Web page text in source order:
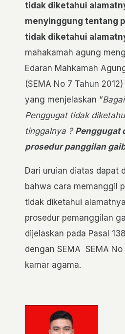
tidak diketahui
menyinggung tentang
tidak diketahui
mahakamah agung
Edaran Mahkamah
(SEMA No 7 Tahun
yang menjelaskan “
Penggugat tidak
tinggalnya ? Penggugat
prosedur panggilan
Dari uruian diatas dapat
bahwa cara memanggil
tidak diketahui
prosedur pemanggilan
dijelaskan pada Pasal
dengan SEMA SEMA No
kamar agama.